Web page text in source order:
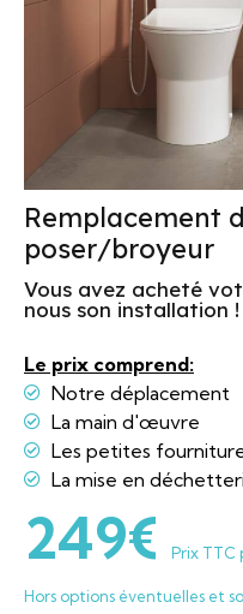
Remplacement
poser/broyeur
Vous avez acheté
nous son installation !
Le prix comprend:
Notre déplacement
La main d'œuvre
Les petites
La mise en
249€ Prix TTC
Hors options éventuelles et